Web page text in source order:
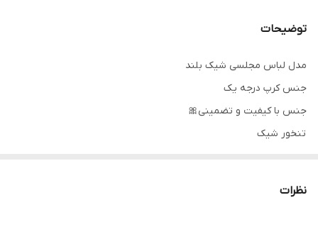
توضیحات
مدل لباس مجلسی شیک بلند
جنس کرپ درجه یک
جنس با کیفیت و تضمینی🎀
تنخور شیک
نظرات